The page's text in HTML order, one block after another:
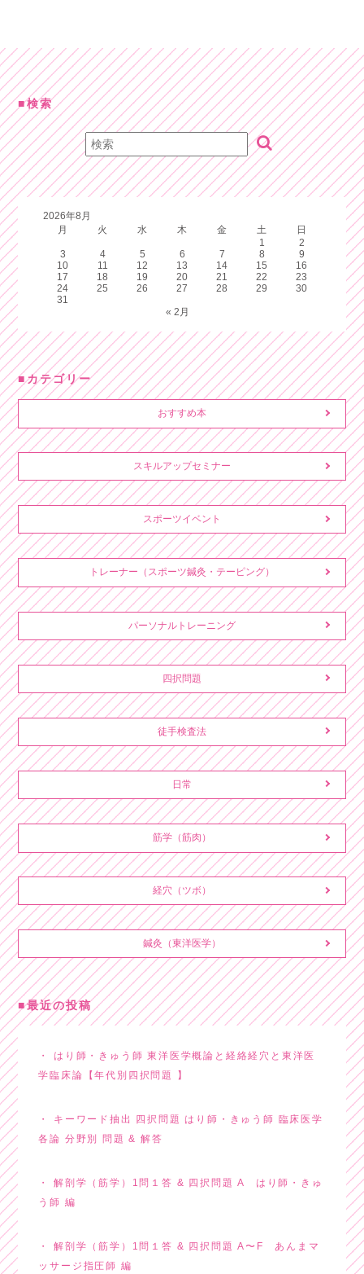
検索
2026年8月
月
火 水 木 金 土
日
1
2
3
4 5 6 7 8
9
10
11 12 13 14 15
16
17
18 19 20 21 22
23
24
25 26 27 28 29
30
31
« 2月
カテゴリー
おすすめ本
スキルアップセミナー
スポーツイベント
トレーナー（スポーツ鍼灸・テーピング）
パーソナルトレーニング
四択問題
徒手検査法
日常
筋学（筋肉）
経穴（ツボ）
鍼灸（東洋医学）
最近の投稿
はり師・きゅう師 東洋医学概論と経絡経穴と東洋医
学臨床論【年代別四択問題 】
キーワード抽出 四択問題 はり師・きゅう師 臨床医学
各論 分野別 問題 & 解答
解剖学（筋学）1問１答 & 四択問題 A はり師・きゅ
う師 編
解剖学（筋学）1問１答 & 四択問題 A〜F あんまマ
ッサージ指圧師 編